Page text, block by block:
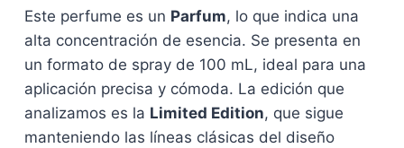
Este perfume es un Parfum, lo que indica una
alta concentración de esencia. Se presenta en
un formato de spray de 100 mL, ideal para una
aplicación precisa y cómoda. La edición que
analizamos es la Limited Edition, que sigue
manteniendo las líneas clásicas del diseño